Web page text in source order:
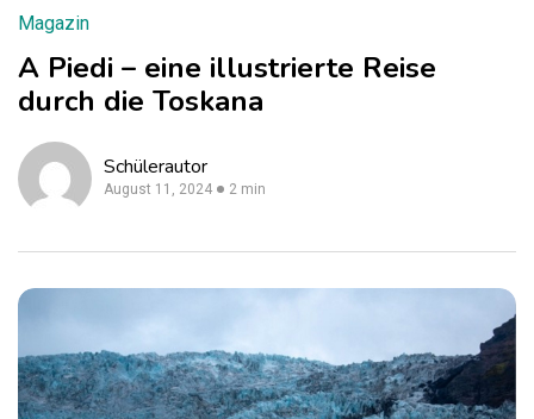
Magazin
A Piedi – eine illustrierte Reise
durch die Toskana
Schülerautor
August 11, 2024 2 min